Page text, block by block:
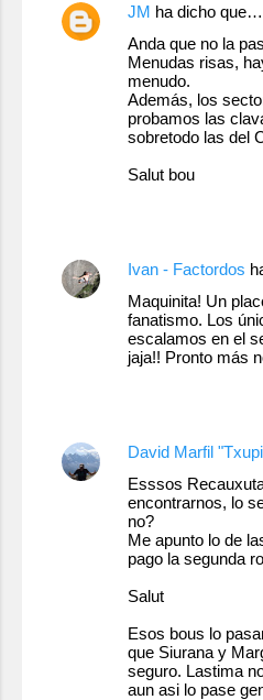
o
JM ha dicho que…
Anda que no la
Menudas risas,
menudo.
Además, los
probamos las
sobretodo las del
Salut bou
Ivan - Factordos
Maquinita! Un
fanatismo. Los
escalamos en el
jaja!! Pronto más
David Marfil
Esssos
encontrarnos, lo
no?
Me apunto lo de
pago la segunda
Salut
Esos bous lo
que Siurana y
seguro. Lastima
aun asi lo pase